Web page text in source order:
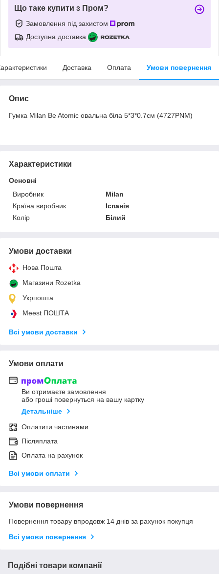
Що таке купити з Пром?
Замовлення під захистом
Доступна доставка
Доставка Оплата Умови повернення
Опис
Гумка Milan Be Atomic овальна біла 5*3*0.7см (4727PNM)
Характеристики
Основні
Виробник
Milan
Країна виробник
Іспанія
Колір
Білий
Умови доставки
Нова Пошта
Магазини Rozetka
Укрпошта
Meest ПОШТА
Всі умови доставки
Умови оплати
Ви отримаєте замовлення
або гроші повернуться на вашу картку
Детальніше
Оплатити частинами
Післяплата
Оплата на рахунок
Всі умови оплати
Умови повернення
Повернення товару впродовж 14 днів за рахунок покупця
Всі умови повернення
Подібні товари компанії